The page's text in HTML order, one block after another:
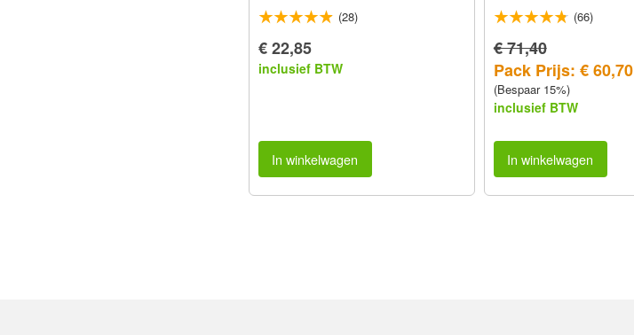
(28)
€ 22,85
inclusief BTW
In winkelwagen
(66)
€ 71,40
Pack Prijs: € 60,70
(Bespaar 15%)
inclusief BTW
In winkelwagen